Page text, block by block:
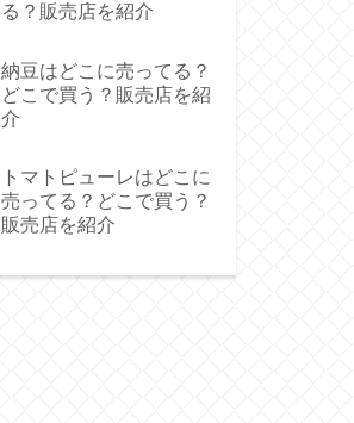
る？販売店を紹介
納豆はどこに売ってる？
どこで買う？販売店を紹
介
トマトピューレはどこに
売ってる？どこで買う？
販売店を紹介